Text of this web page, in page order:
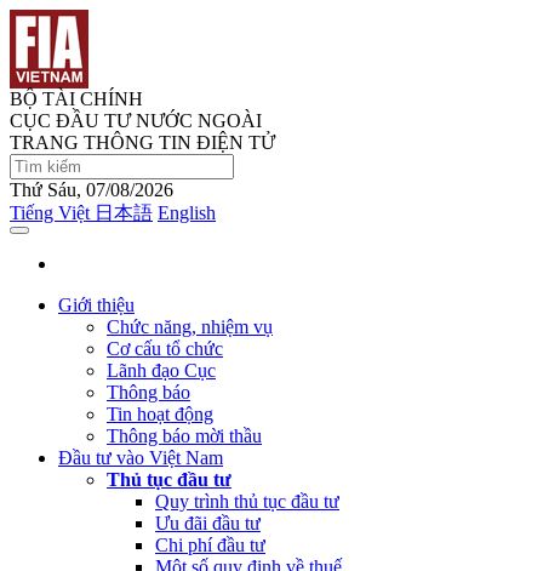
BỘ TÀI CHÍNH
CỤC ĐẦU TƯ NƯỚC NGOÀI
TRANG THÔNG TIN ĐIỆN TỬ
Thứ Sáu, 07/08/2026
Tiếng Việt 日本語 English
Giới thiệu
Chức năng, nhiệm vụ
Cơ cấu tổ chức
Lãnh đạo Cục
Thông báo
Tin hoạt động
Thông báo mời thầu
Đầu tư vào Việt Nam
Thủ tục đầu tư
Quy trình thủ tục đầu tư
Ưu đãi đầu tư
Chi phí đầu tư
Một số quy định về thuế